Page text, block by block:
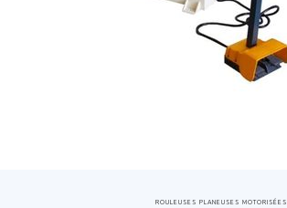
ROULEUSES PLANEUSES MOTORISÉES